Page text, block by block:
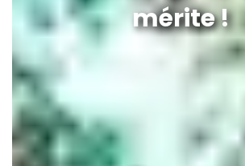
mérite !